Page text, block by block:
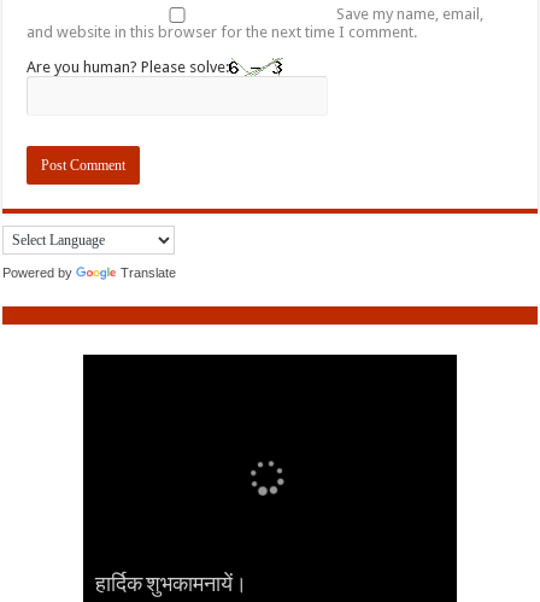
Save my name, email,
and website in this browser for the next time I comment.
Are you human? Please solve:
Powered by Translate
हार्दिक शुभकामनायें।
हार्दिक शुभकामनायें।
हार्दिक शुभकामनायें।
हार्दिक शुभकामनायें।
हार्दिक शुभकामनायें।